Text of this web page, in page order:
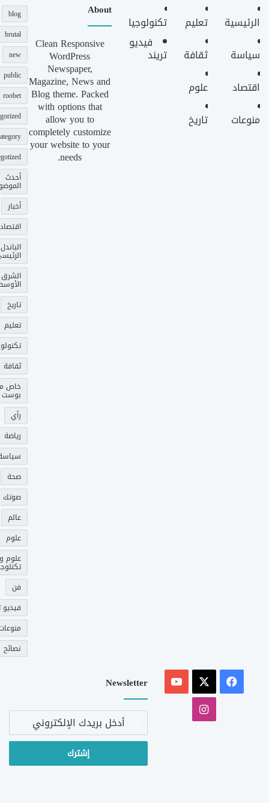
الرئيسية
سياسة
اقتصاد
منوعات
تعليم
ثقافة
علوم
تاريخ
تكنولوجيا
فيديو
تريند
About
Clean Responsive
WordPress
Newspaper,
Magazine, News and
Blog theme. Packed
with options that
allow you to
completely customize
your website to your
needs.
blog
brutal
new
public
roobet
أحدث
أخبار
اقتصاد
الباندل
الشرق
تاريخ
تعليم
ثقافة
خاص
بوست
رأي
رياضة
صحة
عالم
علوم
علوم و
فن
فيديو
نصائح
فيسبوك
‫YouTube
انستقرام
Newsletter
أدخل
الإلكتروني